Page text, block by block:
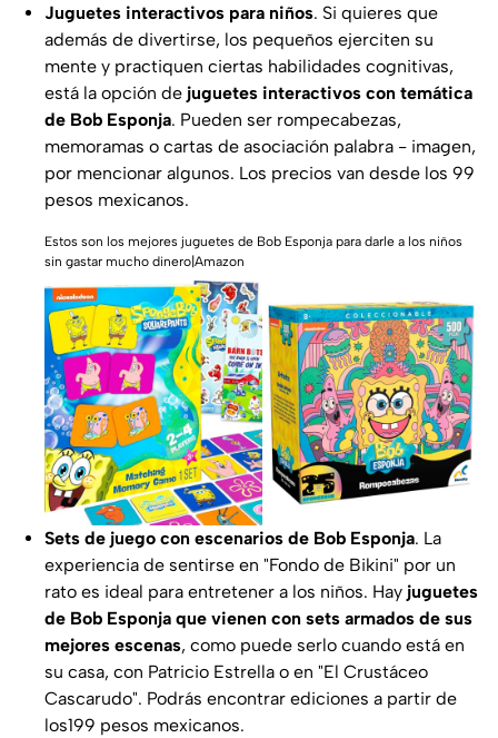
Juguetes interactivos para niños. Si quieres que
además de divertirse, los pequeños ejerciten su
mente y practiquen ciertas habilidades cognitivas,
está la opción de juguetes interactivos con temática
de Bob Esponja. Pueden ser rompecabezas,
memoramas o cartas de asociación palabra - imagen,
por mencionar algunos. Los precios van desde los 99
pesos mexicanos.
Estos son los mejores juguetes de Bob Esponja para darle a los niños
sin gastar mucho dinero|Amazon
Sets de juego con escenarios de Bob Esponja. La
experiencia de sentirse en "Fondo de Bikini" por un
rato es ideal para entretener a los niños. Hay juguetes
de Bob Esponja que vienen con sets armados de sus
mejores escenas, como puede serlo cuando está en
su casa, con Patricio Estrella o en "El Crustáceo
Cascarudo". Podrás encontrar ediciones a partir de
los199 pesos mexicanos.